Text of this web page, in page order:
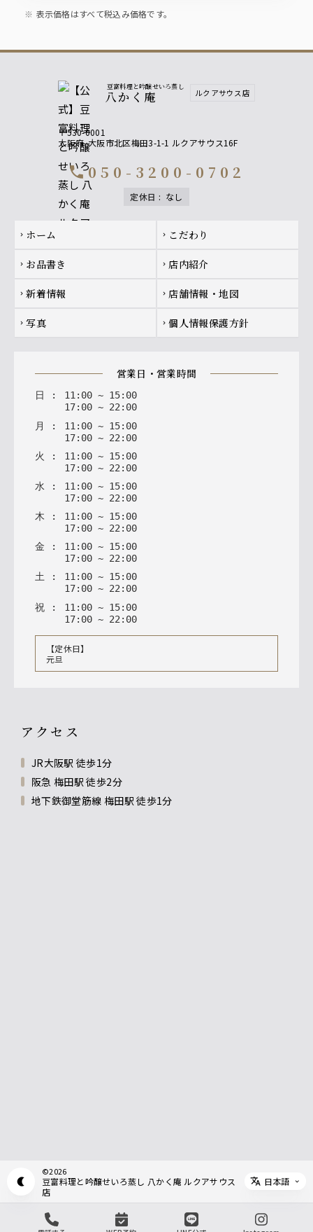
表示価格はすべて税込み価格です。
豆富料理と吟醸せいろ蒸し
八かく庵 ルクアサウス店
〒530-0001
大阪府 大阪市北区梅田3-1-1 ルクアサウス16F
call050-3200-0702
定休日 : なし
Footer navigation
chevron_right ホーム chevron_right こだわり
chevron_right お品書き chevron_right 店内紹介
chevron_right 新着情報 chevron_right 店舗情報・地図
chevron_right 写真 chevron_right 個人情報保護方針
営業日・営業時間
日 : 11: 00 ~ 15: 00
17: 00 ~ 22: 00
月
: 11 : 00 ~ 15: 00
17: 00 ~ 22 : 00
火
: 11 : 00 ~ 15: 00
17: 00 ~ 22 : 00
水 : 11 : 00 ~ 15: 00
17: 00 ~ 22 : 00
木 : 11 : 00 ~ 15: 00
17: 00 ~ 22 : 00
金 : 11: 00 ~ 15: 00
17: 00 ~ 22: 00
土 : 11: 00 ~ 15: 00
17: 00 ~ 22: 00
祝 : 11 : 00 ~ 15: 00
17: 00 ~ 22 : 00
【定休日】
元旦
アクセス
JR大阪駅 徒歩1分
阪急 梅田駅 徒歩2分
地下鉄御堂筋線 梅田駅 徒歩1分
©2026
豆富料理と吟醸せいろ蒸し 八かく庵 ルクアサウス
店
Select
日本語
Appearance mode switch